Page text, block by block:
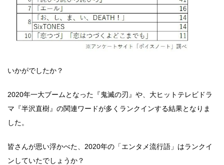
いかがでしたか？
2020年一大ブームとなった『鬼滅の刃』や、大ヒットテレビドラ
マ『半沢直樹』の関連ワードが多くランクインする結果となりま
した。
皆さんが思い浮かべた、2020年の「エンタメ流行語」はランクイ
ンしていたでしょうか？